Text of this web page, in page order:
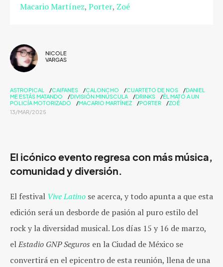
Macario Martínez Porter Zoé
NICOLE
VARGAS
ASTROPICAL CAIFANES CALONCHO CUARTETO DE NOS
DANIEL
ME ESTÁS MATANDO
DIVISIÓN MINÚSCULA DRINKS
ÉL MATÓ A UN
POLICÍA MOTORIZADO
MACARIO MARTÍNEZ PORTER
ZOÉ
13/MAR/2025
El icónico evento regresa con más música,
comunidad y diversión.
El festival Vive Latino se acerca, y todo apunta a que esta
edición será un desborde de pasión al puro estilo del
rock y la diversidad musical. Los días 15 y 16 de marzo,
elEstadio GNP Seguros en la Ciudad de México se
convertirá en el epicentro de esta reunión, llena de una